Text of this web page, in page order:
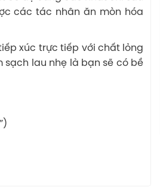
các tác nhân ăn mòn hóa
xúc trực tiếp với chất lỏng
sạch lau nhẹ là bạn sẽ có bề